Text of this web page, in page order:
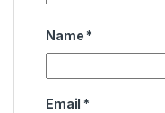
Name *
Email *